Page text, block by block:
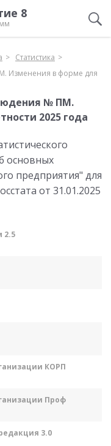
8
Статистика
Изменения в форме для
№ ПМ.
2025 года
основных
предприятия" для
от 31.01.2025
2.5
КОРП
Проф
3.0